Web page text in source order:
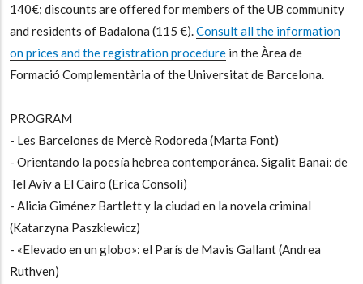
140€; discounts are offered for members of the UB community
and residents of Badalona (115 €). Consult all the information
on prices and the registration procedure in the Àrea de
Formació Complementària of the Universitat de Barcelona.
PROGRAM
- Les Barcelones de Mercè Rodoreda (Marta Font)
- Orientando la poesía hebrea contemporánea. Sigalit Banai: de
Tel Aviv a El Cairo (Erica Consoli)
- Alicia Giménez Bartlett y la ciudad en la novela criminal
(Katarzyna Paszkiewicz)
- «Elevado en un globo»: el París de Mavis Gallant (Andrea
Ruthven)